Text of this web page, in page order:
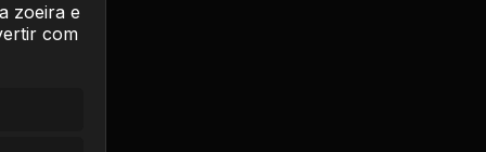
zoeira e
com